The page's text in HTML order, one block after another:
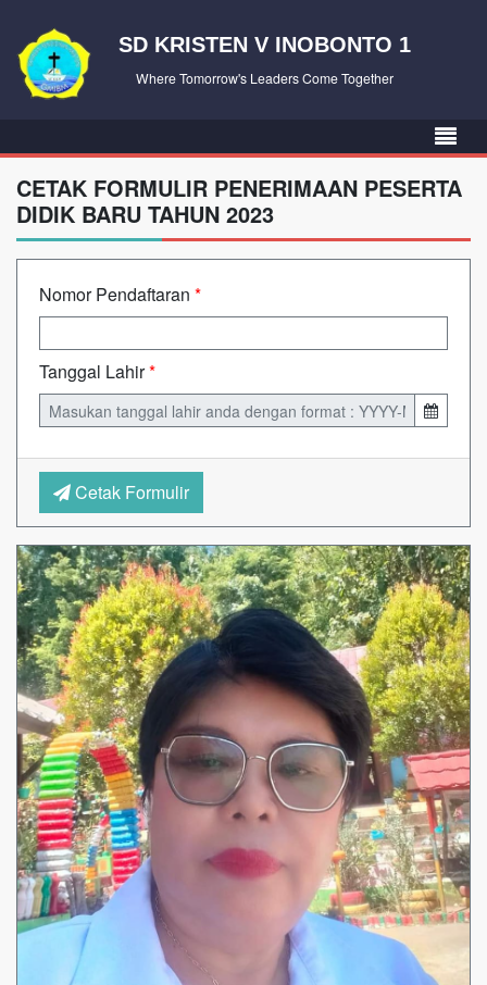
SD KRISTEN V INOBONTO 1
Where Tomorrow's Leaders Come Together
CETAK FORMULIR PENERIMAAN PESERTA
DIDIK BARU TAHUN 2023
Nomor Pendaftaran *
Tanggal Lahir*
Cetak Formulir